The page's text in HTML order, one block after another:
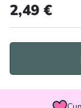
2,49 €